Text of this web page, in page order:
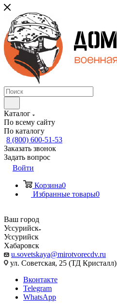
Каталог
По всему сайту
По каталогу
8 (800) 600-51-53
Заказать звонок
Задать вопрос
Войти
Корзина0
Избранные товары0
Ваш город
Уссурийск
Уссурийск
Хабаровск
u.sovetskaya@mirotvorecdv.ru
ул. Советская, 25 (ТД Кристалл)
Вконтакте
Telegram
WhatsApp